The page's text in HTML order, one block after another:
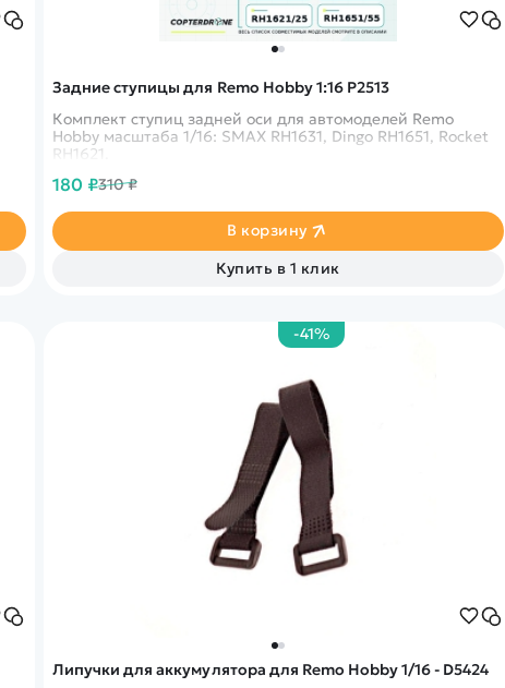
Задние ступицы для Remo Hobby 1:16 P2513
Комплект ступиц задней оси для автомоделей Remo
Hobby масштаба 1/16: SMAX RH1631, Dingo RH1651, Rocket
RH1621.
180 ₽310 ₽
В корзину
Купить в 1 клик
-41%
Липучки для аккумулятора для Remo Hobby 1/16 - D5424